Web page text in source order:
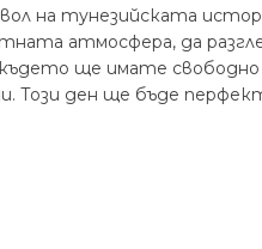
на тунезийската
атмосфера, да
ще имате свободно
Този ден ще бъде